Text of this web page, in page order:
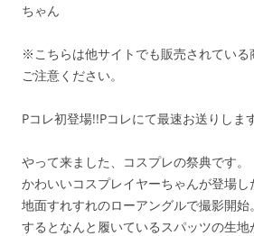
ちゃん
※こちらは他サイトでも販売されている
ご注意ください。
Pコレ初登場!!Pコレにて最速お送りしま
やって来ました、コスプレの祭典です。
かわいいコスプレイヤーちゃんが登場し
地面すれすれのローアングルで撮影開始。
するとなんと履いているスパッツの生地